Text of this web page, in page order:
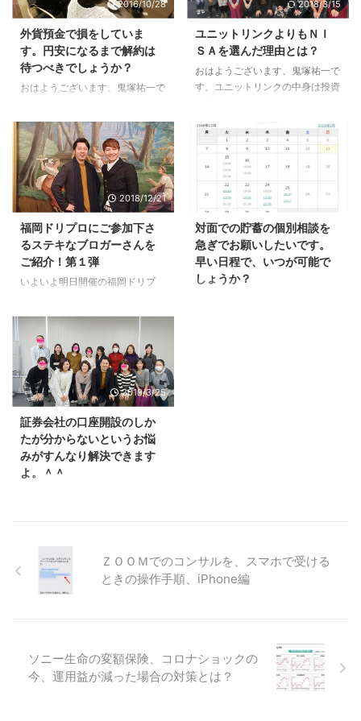
2016/10/28
外貨預金で損をしていま
す。円安になるまで解約は
待つべきでしょうか？
おはようございます、鬼塚祐一で
うと、外貨預金を解約したくなり
ます。＾＾ 前回のセミナーの懇
親会で頂いた質問です。 「外貨
預金で損をしています。円安にな
るまで解約は待つべきでしょう
か？」 私なら、とっとと解約し
て、投資信託にまわします。＾＾
ただ心理的に、損をするのは嫌
だ、せめてトントンになってから
解約したい、というお気持ちはよ
く分かります。 ここが、投資信
も、投資で失敗する人の共通点
は、理論ではなく感情を優先して
しまい ...
2018/3/15
ユニットリンクよりもＮＩ
ＳＡを選んだ理由とは？
おはようございます、鬼塚祐一で
す。ユニットリンクの中身は投資
手数料がダブルでかかります。
投資信託に払う信託報酬だけでな
く、保険会社にも保険関係費用を
払わなきゃいけないからです。
では、ユニットリンクよりもＮＩ
ＳＡを選ばれた方のセミナーの感
想です。 鬼塚さま 日曜日のセミ
ナーではお世話になりました。
質疑応答で質問させていただきま
した＊＊です。 鬼塚さんのセミ
2018/12/21
福岡ドリプロにご参加下さ
るステキなブロガーさんを
ご紹介！第１弾
いよいよ明日開催の福岡ドリプ
ガーさんをご紹介します。 こん
にちは、鬼塚祐一です。福岡ドリ
プロ現在２９名の方がお申込み下
さっています。 ご参加下さる素
敵なブロガーさんをご紹介します
ね。 今回は、第１弾です。 東
京・田町の占いで運勢に愛される
人生！隆之介オフィシャルブログ
の隆之介さん セミナーを文字に
起こしてテキスト・冊子にしませ
んか の宮元 優子さん セミナー講
2019/1/13
対面での貯蓄の個別相談を
急ぎでお願いしたいです。
早い日程で、いつが可能で
しょうか？
もしくは、３ヶ月コースと１年コ
ースの ...
2019/3/25
証券会社の口座開設のしか
たが分からないというお悩
みがすんなり解決できます
よ。＾＾
用を始めたいと思って聞いていま
した。」 資産運用って、勉強を
しただけでは、１円も増えませ
福岡セミナーを受講させていただ
きました、＊＊です。 同じ内容
だ、とのDVDとどちらか迷って
ＺＯＯＭでのコンサルを、スマホで受ける
ときの操作手順、iPhone編
ソニー生命の変額保険、コロナショックの
今、運用益が減った場合の対策とは？